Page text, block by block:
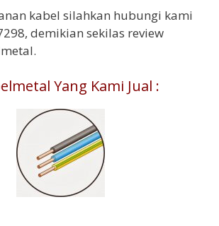
kabel silahkan hubungi kami
demikian sekilas review
Yang Kami Jual :